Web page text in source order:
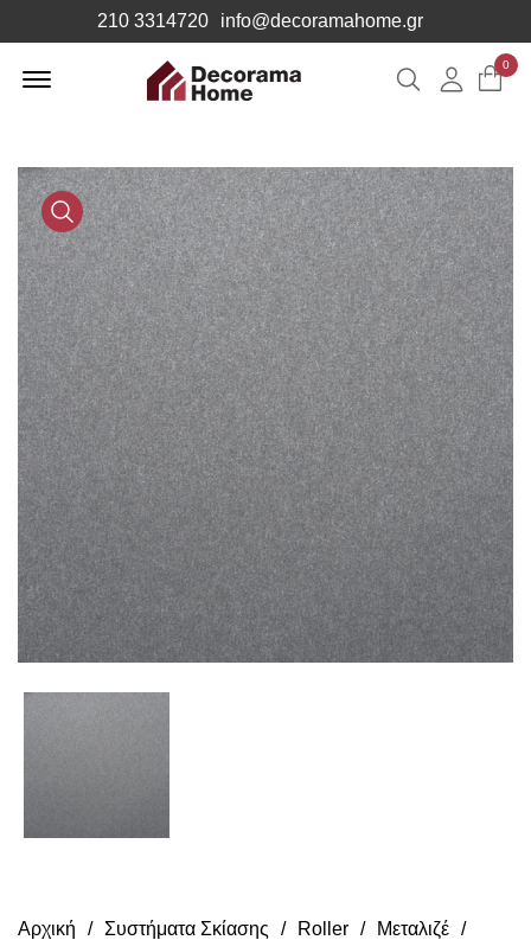
210 3314720 info@decoramahome.gr
Αναζήτηση
0
Media
Gallery
Αρχική Συστήματα Σκίασης Roller Μεταλιζέ